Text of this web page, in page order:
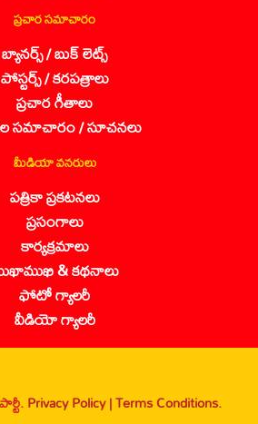
ప్రచార సమాచారం
బ్యానర్స్ / బుక్ లెట్స్
పోస్టర్స్ / కరపత్రాలు
ప్రచార గీతాలు
సమాచారం / సూచనలు
మీడియా వనరులు
పత్రికా ప్రకటనలు
ప్రసంగాలు
కార్యక్రమాలు
& కథనాలు
ఫోటో గ్యాలరీ
వీడియో గ్యాలరీ
Privacy Policy |Terms Conditions.